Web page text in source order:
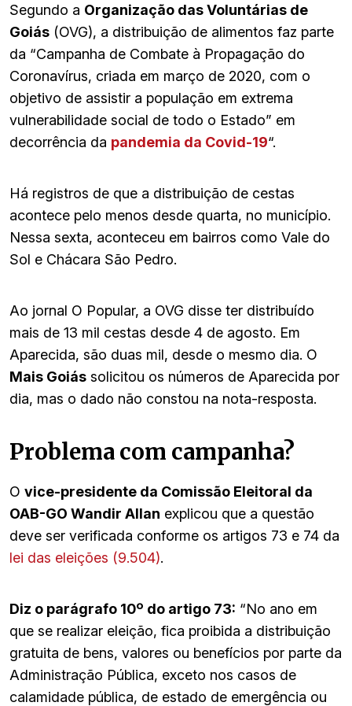
Segundo a Organização das Voluntárias de
Goiás (OVG), a distribuição de alimentos faz parte
da “Campanha de Combate à Propagação do
Coronavírus, criada em março de 2020, com o
objetivo de assistir a população em extrema
vulnerabilidade social de todo o Estado” em
decorrência da pandemia da Covid-19“.
Há registros de que a distribuição de cestas
acontece pelo menos desde quarta, no município.
Nessa sexta, aconteceu em bairros como Vale do
Sol e Chácara São Pedro.
Ao jornal O Popular, a OVG disse ter distribuído
mais de 13 mil cestas desde 4 de agosto. Em
Aparecida, são duas mil, desde o mesmo dia. O
Mais Goiás solicitou os números de Aparecida por
dia, mas o dado não constou na nota-resposta.
Problema com campanha?
O vice-presidente da Comissão Eleitoral da
OAB-GO Wandir Allan explicou que a questão
deve ser verificada conforme os artigos 73 e 74 da
lei das eleições (9.504).
Diz o parágrafo 10º do artigo 73: “No ano em
que se realizar eleição, fica proibida a distribuição
gratuita de bens, valores ou benefícios por parte da
Administração Pública, exceto nos casos de
calamidade pública, de estado de emergência ou